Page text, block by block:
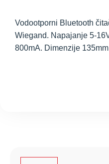
Vodootporni Bluetooth
Wiegand. Napajanje 5-
800mA. Dimenzije